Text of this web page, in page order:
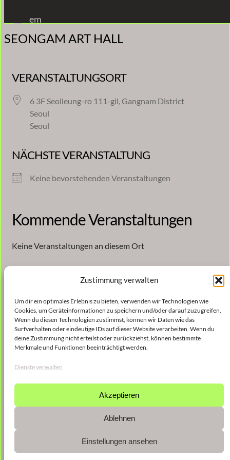
Zustimmung verwalten
Um dir ein optimales Erlebnis zu bieten, verwenden wir Technologien wie
Cookies, um Geräteinformationen zu speichern und/oder darauf zuzugreifen.
Wenn du diesen Technologien zustimmst, können wir Daten wie das
Surfverhalten oder eindeutige IDs auf dieser Website verarbeiten. Wenn du
deine Zustimmung nicht erteilst oder zurückziehst, können bestimmte
Merkmale und Funktionen beeinträchtigt werden.
Dienste verwalten
Akzeptieren
Ablehnen
Einstellungen ansehen
Inhalt
springen
em
SEONGAM ART HALL
VERANSTALTUNGSORT
6 3F Seolleung-ro 111-gil, Gangnam District
Seoul
Seoul
NÄCHSTE VERANSTALTUNG
Keine bevorstehenden Veranstaltungen
Kommende Veranstaltungen
Keine Veranstaltungen an diesem Ort
Veröffentlicht 30. Oktober 2024 in